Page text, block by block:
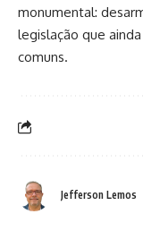
monumental:
legislação que
comuns.
Jefferson Lemos